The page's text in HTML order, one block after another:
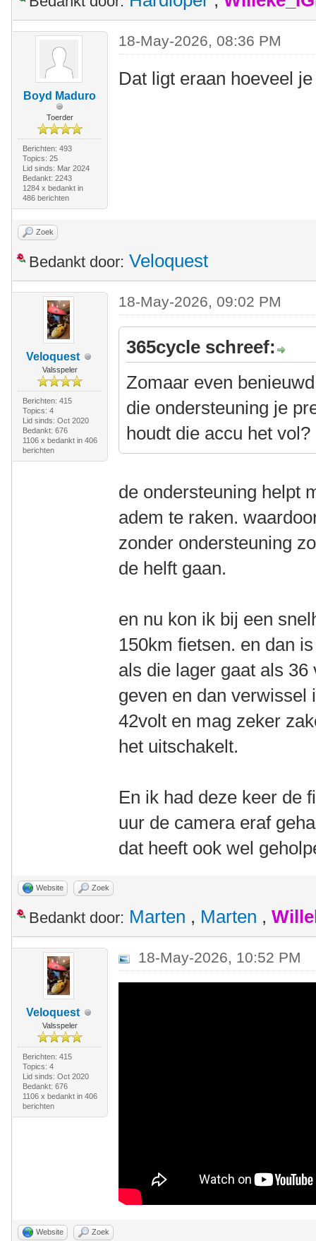
Boyd Maduro
Toerder
Berichten: 493
Topics: 25
Lid sinds: Mar 2024
Bedankt: 2243
1284 x bedankt in
486 berichten
18-May-2026, 08:36 PM
Dat ligt eraan hoeveel
Zoek
Bedankt door: Veloquest
Veloquest
Valsspeler
Berichten: 415
Topics: 4
Lid sinds: Oct 2020
Bedankt: 676
1106 x bedankt in 406
berichten
18-May-2026, 09:02 PM
365cycle schreef:
Zomaar even
die ondersteuning je
houdt die accu het vol?
de ondersteuning helpt
adem te raken.
zonder ondersteuning
de helft gaan.
en nu kon ik bij een
150km fietsen. en dan
als die lager gaat als
geven en dan verwissel
42volt en mag zeker
het uitschakelt.
En ik had deze keer de
uur de camera eraf
dat heeft ook wel
Website Zoek
Bedankt door: Marten , Marten ,
Veloquest
Valsspeler
Berichten: 415
Topics: 4
Lid sinds: Oct 2020
Bedankt: 676
1106 x bedankt in 406
berichten
18-May-2026, 10:52 PM
Website Zoek